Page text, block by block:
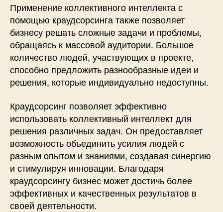
Применение коллективного интеллекта с
помощью краудсорсинга также позволяет
бизнесу решать сложные задачи и проблемы,
обращаясь к массовой аудитории. Большое
количество людей, участвующих в проекте,
способно предложить разнообразные идеи и
решения, которые индивидуально недоступны.
Краудсорсинг позволяет эффективно
использовать коллективный интеллект для
решения различных задач. Он предоставляет
возможность объединить усилия людей с
разным опытом и знаниями, создавая синергию
и стимулируя инновации. Благодаря
краудсорсингу бизнес может достичь более
эффективных и качественных результатов в
своей деятельности.